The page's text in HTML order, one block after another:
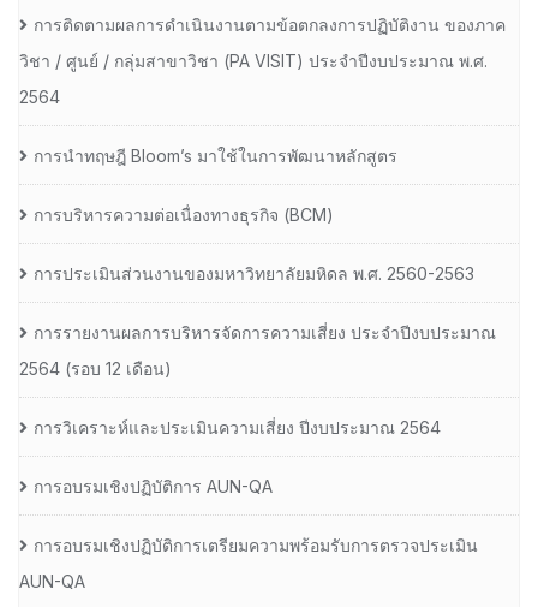
การติดตามผลการดำเนินงานตามข้อตกลงการปฏิบัติงาน ของภาค
วิชา / ศูนย์ / กลุ่มสาขาวิชา (PA VISIT) ประจำปีงบประมาณ พ.ศ.​
2564
การนำทฤษฎี Bloom’s มาใช้ในการพัฒนาหลักสูตร
การบริหารความต่อเนื่องทางธุรกิจ (BCM)
การประเมินส่วนงานของมหาวิทยาลัยมหิดล พ.ศ. 2560-2563
การรายงานผลการบริหารจัดการความเสี่ยง ประจำปีงบประมาณ
2564 (รอบ 12 เดือน)
การวิเคราะห์และประเมินความเสี่ยง ปีงบประมาณ 2564
การอบรมเชิงปฏิบัติการ AUN-QA
การอบรมเชิงปฏิบัติการเตรียมความพร้อมรับการตรวจประเมิน
AUN-QA